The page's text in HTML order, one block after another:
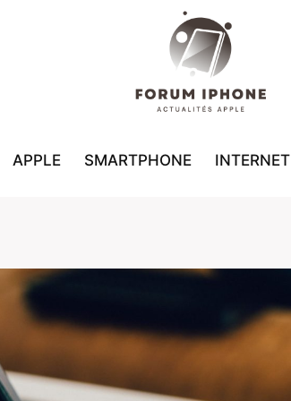
APPLE SMARTPHONE INTERNET